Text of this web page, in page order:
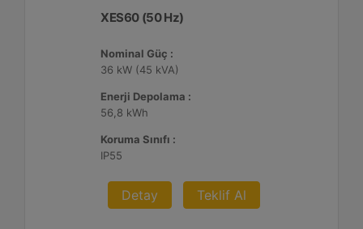
XES60 (50 Hz)
Nominal Güç :
36 kW (45 kVA)
Enerji Depolama :
56,8 kWh
Koruma Sınıfı :
IP55
Detay Teklif Al